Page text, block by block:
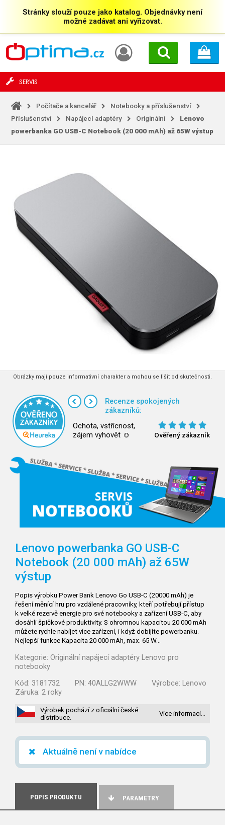
Stránky slouží pouze jako katalog. Objednávky není
možné zadávat ani vyřizovat.
SERVIS
Počítače a kancelář
Notebooky a příslušenství
Příslušenství
Napájecí adaptéry Originální
Lenovo
powerbanka GO USB-C Notebook (20 000 mAh) až 65W výstup
Obrázky mají pouze informativní charakter a mohou se lišit od skutečnosti.
Recenze spokojených
zákazníků:
Ochota, vstřícnost,
zájem vyhovět ☺
Ověřený zákazník
Lenovo powerbanka GO USB-C
Notebook (20 000 mAh) až 65W
výstup
Popis výrobku Power Bank Lenovo Go USB-C (20000 mAh) je
řešení měnící hru pro vzdálené pracovníky, kteří potřebují přístup
k velké rezervě energie pro své notebooky a zařízení USB-C, aby
dosáhli špičkové produktivity. S ohromnou kapacitou 20 000 mAh
můžete rychle nabíjet více zařízení, i když dobíjíte powerbanku.
Nejlepší funkce Kapacita 20 000 mAh, max. 65 W…
Kategorie: Originální napájecí adaptéry Lenovo pro
notebooky
Kód: 3181732 PN: 40ALLG2WWW Výrobce: Lenovo
Záruka: 2 roky
Výrobek pochází z oficiální české
distribuce.
Více informací…
Aktuálně není v nabídce
POPIS PRODUKTU PARAMETRY